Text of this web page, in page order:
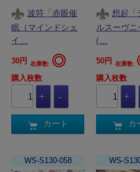
波符「赤眼催
眠（マインドシェ
イ…
30円 在庫数: ◎
購入枚数
カート
想起「
ルスーヴニ
(…
50円 在庫数:
購入枚数
カ
WS-S130-058 WS-